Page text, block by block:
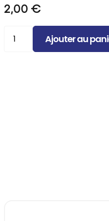
2,00 €
quantité
Ajouter au